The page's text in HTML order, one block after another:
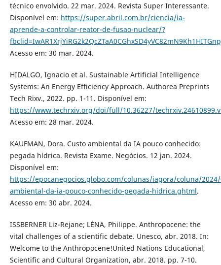
técnico envolvido. 22 mar. 2024. Revista Super Interessante.
Disponível em: https://super.abril.com.br/ciencia/ia-
aprende-a-controlar-reator-de-fusao-nuclear/?
Acesso em: 30 mar. 2024.
HIDALGO, Ignacio et al. Sustainable Artificial Intelligence
Systems: An Energy Efficiency Approach. Authorea Preprints
Tech Rixv., 2022. pp. 1-11. Disponível em:
https://www.techrxiv.org/doi/full/10.36227/
Acesso em: 28 mar. 2024.
KAUFMAN, Dora. Custo ambiental da IA pouco conhecido:
pegada hídrica. Revista Exame. Negócios. 12 jan. 2024.
Disponível em:
https://epocanegocios.globo.com/colunas/iagora/coluna/
ambiental-da-ia-pouco-conhecido-pegada-hidrica.ghtml.
Acesso em: 30 abr. 2024.
ISSBERNER Liz-Rejane; LÉNA, Philippe. Anthropocene: the
vital challenges of a scientific debate. Unesco, abr. 2018. In:
Welcome to the Anthropocene!United Nations Educational,
Scientific and Cultural Organization, abr. 2018. pp. 7-10.